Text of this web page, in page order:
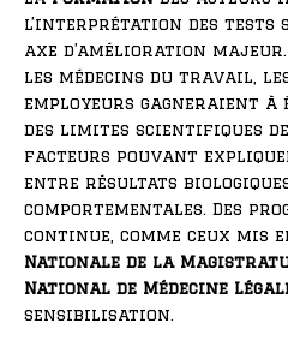
l’interprétation des tests
axe d’amélioration majeur.
les médecins du travail,
employeurs gagneraient
des limites scientifiques
facteurs pouvant
entre résultats
comportementales. Des
continue, comme ceux mis
Nationale de la
National de Médecine
sensibilisation.